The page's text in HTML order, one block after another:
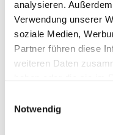
analysieren.
Verwendung unserer
soziale Medien,
Partner führen diese
weiteren Daten
Cookies, wenn Sie
Notwendig
Eberbach
Bürofläche Eberbach